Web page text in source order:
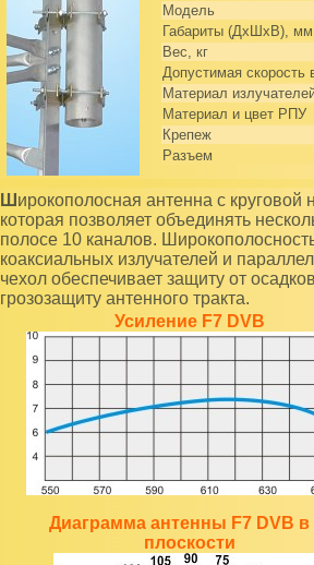
Модель
Габариты (ДхШхВ), мм
Вес, кг
Допустимая скорость
Материал
Материал и цвет РПУ
Крепеж
Разъем
Широкополосная антенна с круговой направленностью для телевизионных передатчиков,
которая позволяет объединять
полосе 10 каналов.
коаксиальных излучателей и
чехол обеспечивает защиту от
грозозащиту антенного тракта.
Усиление F7 DVB
Диаграмма антенны F7 DVB в
плоскости